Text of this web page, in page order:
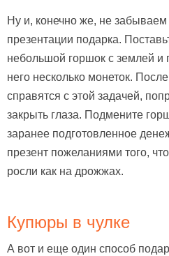
Ну и, конечно же, не забываем
презентации подарка.
небольшой горшок с землей и
него несколько монеток. После
справятся с этой задачей,
закрыть глаза. Подмените
заранее подготовленное
презент пожеланиями того,
росли как на дрожжах.
Купюры в чулке
А вот и еще один способ